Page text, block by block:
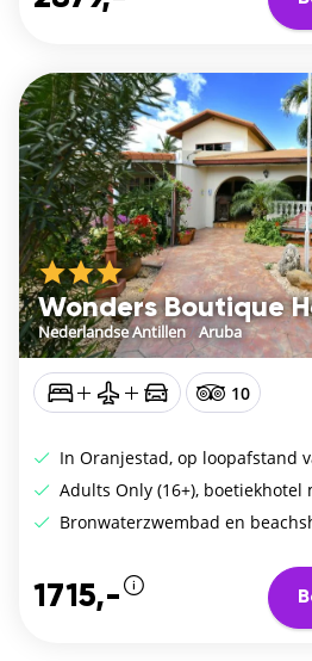
Wonders Boutique
Nederlandse Antillen/ Aruba
10
In Oranjestad, op loopafstand
Adults Only (16+), boetiekhotel
Bronwaterzwembad en
1715,-